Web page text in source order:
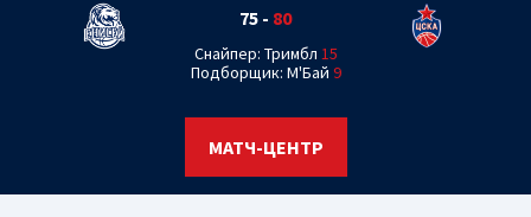
75 - 80
Снайпер: Тримбл 15
Подборщик: М'Бай 9
МАТЧ-ЦЕНТР